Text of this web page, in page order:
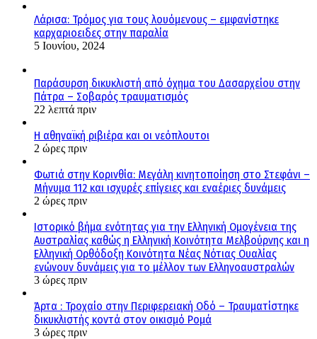
Λάρισα: Τρόμος για τους λουόμενους – εμφανίστηκε
καρχαριοειδες στην παραλία
5 Ιουνίου, 2024
Παράσυρση δικυκλιστή από όχημα του Δασαρχείου στην
Πάτρα – Σοβαρός τραυματισμός
22 λεπτά πριν
Η αθηναϊκή ριβιέρα και οι νεόπλουτοι
2 ώρες πριν
Φωτιά στην Κορινθία: Μεγάλη κινητοποίηση στο Στεφάνι –
Μήνυμα 112 και ισχυρές επίγειες και εναέριες δυνάμεις
2 ώρες πριν
Ιστορικό βήμα ενότητας για την Ελληνική Ομογένεια της
Αυστραλίας καθώς η Ελληνική Κοινότητα Μελβούρνης και η
Ελληνική Ορθόδοξη Κοινότητα Νέας Νότιας Ουαλίας
ενώνουν δυνάμεις για το μέλλον των Ελληνοαυστραλών
3 ώρες πριν
Άρτα : Τροχαίο στην Περιφερειακή Οδό – Τραυματίστηκε
δικυκλιστής κοντά στον οικισμό Ρομά
3 ώρες πριν